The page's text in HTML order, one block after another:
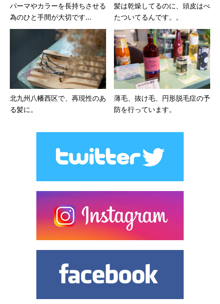
パーマやカラーを長持ちさせる
為のひと手間が大切です...
髪は乾燥してるのに、頭皮はべ
たついてるんです。。
北九州八幡西区で、再現性のあ
る髪に。
薄毛、抜け毛、円形脱毛症の予
防を行っています。